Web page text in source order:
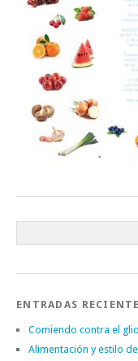
ENTRADAS
Comiendo contra el
Alimentación y estilo